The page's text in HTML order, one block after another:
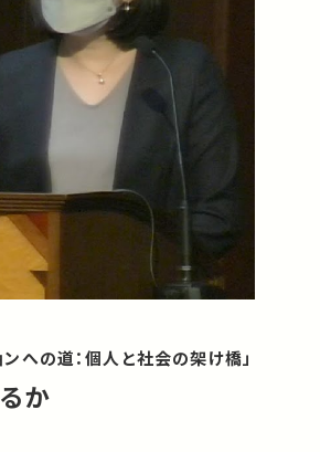
への道：個人と社会の架け橋」
か